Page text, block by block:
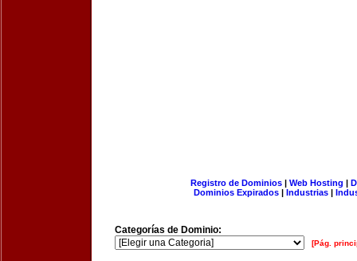
Registro de Dominios| Web Hosting |
Dominios Expirados | Industrias |
Categorías de Dominio:
[Pág.